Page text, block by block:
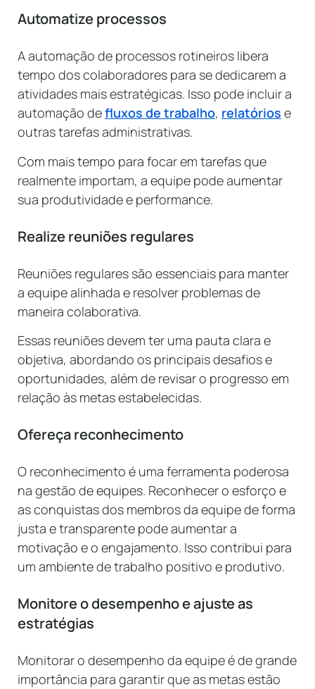
Automatize processos
A automação de processos rotineiros libera
tempo dos colaboradores para se dedicarem a
atividades mais estratégicas. Isso pode incluir a
automação defluxos de trabalho, relatórios e
outras tarefas administrativas.
Com mais tempo para focar em tarefas que
realmente importam, a equipe pode aumentar
sua produtividade e performance.
Realize reuniões regulares
Reuniões regulares são essenciais para manter
a equipe alinhada e resolver problemas de
maneira colaborativa.
Essas reuniões devem ter uma pauta clara e
objetiva, abordando os principais desafios e
oportunidades, além de revisar o progresso em
relação às metas estabelecidas.
Ofereça reconhecimento
O reconhecimento é uma ferramenta poderosa
na gestão de equipes. Reconhecer o esforço e
as conquistas dos membros da equipe de forma
justa e transparente pode aumentar a
motivação e o engajamento. Isso contribui para
um ambiente de trabalho positivo e produtivo.
Monitore o desempenho e ajuste as
estratégias
Monitorar o desempenho da equipe é de grande
importância para garantir que as metas estão